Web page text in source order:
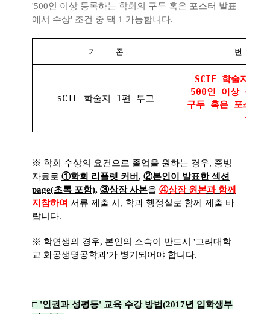
'500인 이상 등록하는 학회의 구두 혹은 포스터 발표
에서 수상' 조건 중 택 1 가능합니다.
기 존 변
SCIE 학술지 1편 투고
SCIE 학술지 1
500인 이상 등록
구두 혹은 포스터
상
※ 학회 수상의 요건으로 졸업을 원하는 경우, 증빙
자료로 ①학회 리플렛 커버, ②본인이 발표한 섹션
page(초록 포함), ③상장 사본을 ④상장 원본과 함께
지참하여 서류 제출 시, 학과 행정실로 함께 제출 바
랍니다.
※ 학연생의 경우, 본인의 소속이 반드시 '고려대학
교 화공생명공학과'가 병기되어야 합니다.
□ '인권과 성평등' 교육 수강 방법(2017년 입학생부